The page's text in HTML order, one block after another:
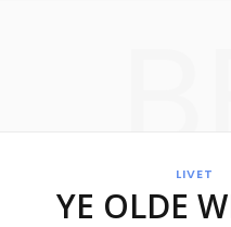
LIVET
YE OLDE